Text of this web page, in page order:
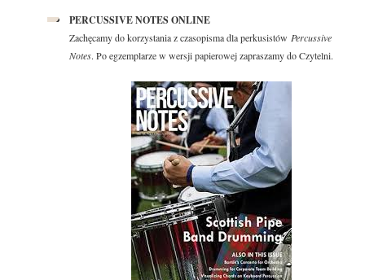
PERCUSSIVE NOTES ONLINE
Zachęcamy do korzystania z czasopisma dla perkusistów Percussive
Notes. Po egzemplarze w wersji papierowej zapraszamy do Czytelni.